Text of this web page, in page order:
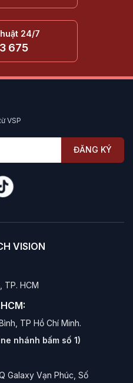
24/7
675
VSP
ĐĂNG KÝ
VISION
TP. HCM
TP Hồ Chí Minh.
nhánh bấm số 1)
Galaxy Vạn Phúc, Số